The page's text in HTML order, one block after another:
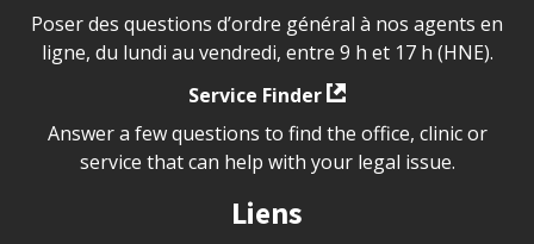
Poser des questions d’ordre général à nos agents en
ligne, du lundi au vendredi, entre 9 h et 17 h (HNE).
Service Finder
Answer a few questions to find the office, clinic or
service that can help with your legal issue.
Liens